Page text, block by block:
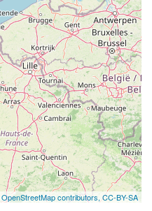
OpenStreetMap contributors, CC-BY-SA